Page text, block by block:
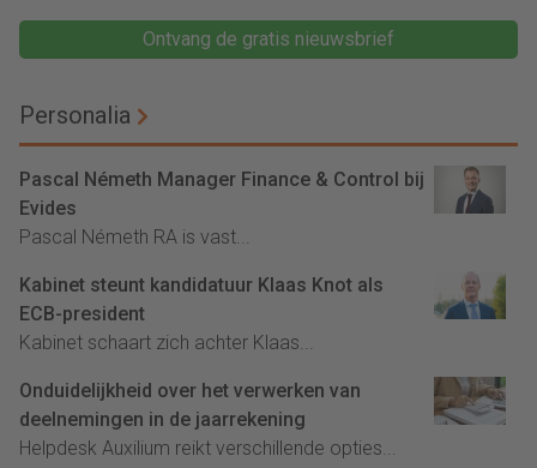
Ontvang de gratis nieuwsbrief
Personalia
Pascal Németh Manager Finance & Control bij
Evides
Pascal Németh RA is vast...
Kabinet steunt kandidatuur Klaas Knot als
ECB-president
Kabinet schaart zich achter Klaas...
Onduidelijkheid over het verwerken van
deelnemingen in de jaarrekening
Helpdesk Auxilium reikt verschillende opties...